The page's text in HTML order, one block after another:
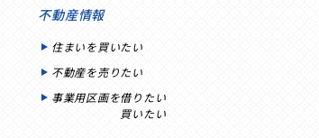
不動産情報
住まいを買いたい
不動産を売りたい
事業用区画を借りたい
買いたい